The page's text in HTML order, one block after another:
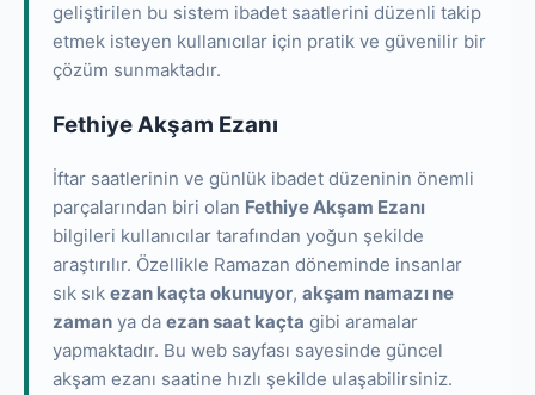
geliştirilen bu sistem ibadet saatlerini düzenli takip
etmek isteyen kullanıcılar için pratik ve güvenilir bir
çözüm sunmaktadır.
Fethiye Akşam Ezanı
İftar saatlerinin ve günlük ibadet düzeninin önemli
parçalarından biri olan Fethiye Akşam Ezanı
bilgileri kullanıcılar tarafından yoğun şekilde
araştırılır. Özellikle Ramazan döneminde insanlar
sık sık ezan kaçta okunuyor, akşam namazı ne
zaman ya da ezan saat kaçta gibi aramalar
yapmaktadır. Bu web sayfası sayesinde güncel
akşam ezanı saatine hızlı şekilde ulaşabilirsiniz.